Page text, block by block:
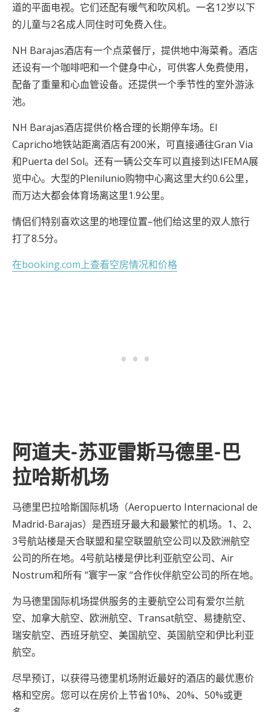
道的平面电视。它们还配有暖气和吹风机。一名12岁以下
的儿童与2名成人同住时可免费入住。
NH Barajas酒店有一个点菜餐厅，提供地中海菜肴。酒店
还设有一个咖啡吧和一个健身中心，可供客人免费使用，
配备了重量和心血管设备。还提供一个季节性的室外游泳
池。
NH Barajas酒店提供价格合理的长期停车场。El
Capricho地铁站距离酒店有200米，可直接通往Gran Via
和Puerta del Sol。还有一辆公交车可以直接到达IFEMA展
览中心。大型的Plenilunio购物中心离这里大约0.6公里，
而万达大都会体育场离这里1.9公里。
情侣们特别喜欢这里的地理位置–他们给这里的双人旅行
打了8.5分。
在booking.com上查看空房情况和价格
阿道夫-苏亚雷斯马德里-巴
拉哈斯机场
马德里巴拉哈斯国际机场（Aeropuerto Internacional de
Madrid-Barajas）是西班牙最大和最繁忙的机场。1、2、
3号航站楼是天合联盟和星空联盟航空公司以及欧洲航空
公司的所在地。4号航站楼是伊比利亚航空公司、Air
Nostrum和所有 “寰宇一家 “合作伙伴航空公司的所在地。
为马德里国际机场提供服务的主要航空公司有爱尔兰航
空、加拿大航空、欧洲航空、Transat航空、易捷航空、
瑞安航空、西班牙航空、美国航空、英国航空和伊比利亚
航空。
尽早预订，以获得马德里机场附近最好的酒店的最优惠价
格和空房。您可以在房价上节省10%、20%、50%或更